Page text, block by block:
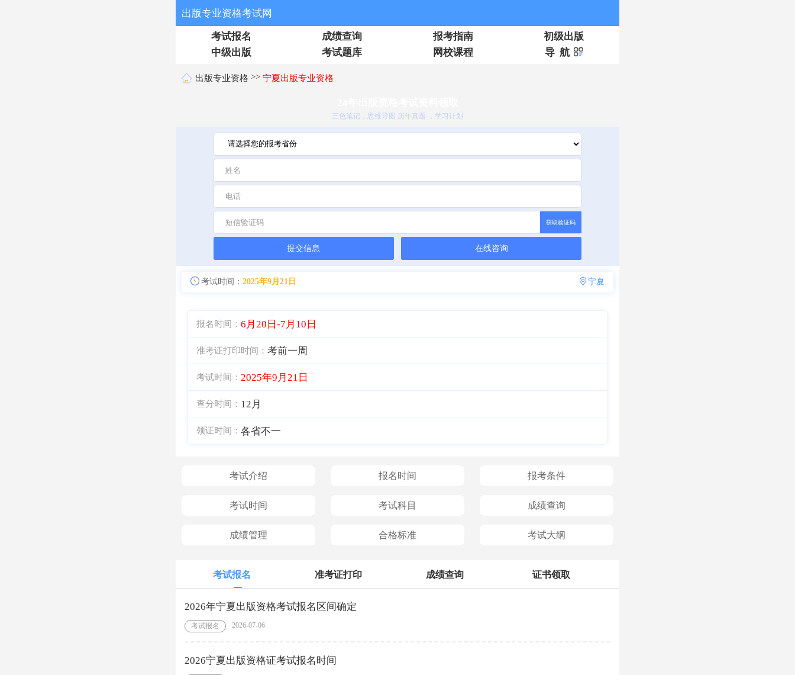
出版专业资格考试网
考试报名 成绩查询 报考指南
初级出版
中级出版
考试题库 网校课程 导 航
出版专业资格 >> 宁夏出版专业资格
三色笔记，思维导图 历年真题 ，学习计划
获取验证码
提交信息 在线咨询
考试时间： 2025年9月21日 宁夏
报名时间： 6月20日-7月10日
准考证打印时间： 考前一周
考试时间： 2025年9月21日
查分时间： 12月
领证时间： 各省不一
考试介绍 报名时间 报考条件
考试时间 考试科目 成绩查询
成绩管理 合格标准 考试大纲
考试报名 准考证打印 成绩查询 证书领取
2026年宁夏出版资格考试报名区间确定
考试报名 2026-07-06
2026宁夏出版资格证考试报名时间